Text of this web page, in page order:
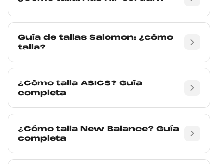
Guía de tallas Salomon: ¿cómo
talla?
¿Cómo talla ASICS? Guía
completa
¿Cómo talla New Balance? Guía
completa